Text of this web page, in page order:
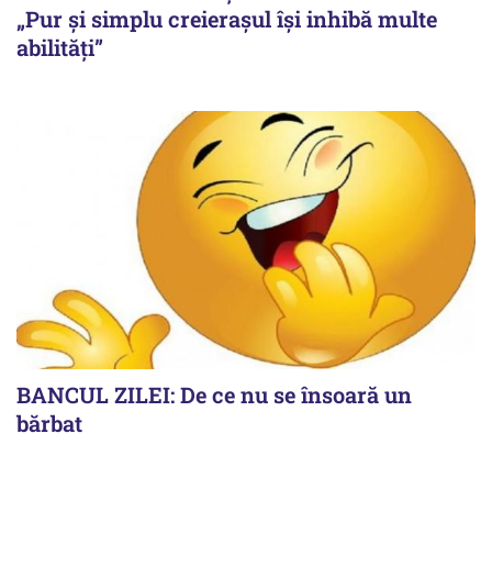
„Pur și simplu creierașul își inhibă multe
abilități”
BANCUL ZILEI: De ce nu se însoară un
bărbat